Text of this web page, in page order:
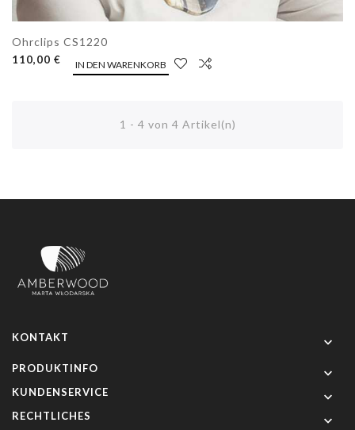
Ohrclips CS1220
110,00 € IN DEN WARENKORB
1 - 4 von 4 Artikel(n)
KONTAKT 
PRODUKTINFO 
KUNDENSERVICE 
RECHTLICHES 